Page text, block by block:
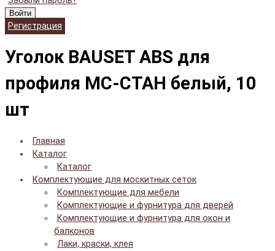
Войти
Регистрация
Уголок BAUSET ABS для
профиля МС-СТАН белый, 10
шт
Главная
Каталог
Каталог
Комплектующие для москитных сеток
Комплектующие для мебели
Комплектующие и фурнитура для дверей
Комплектующие и фурнитура для окон и
балконов
Лаки, краски, клея